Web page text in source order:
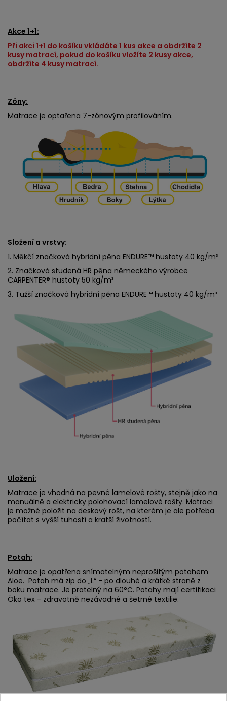
Akce 1+1:
Při akci 1+1 do košíku vkládáte 1 kus akce a obdržíte 2
kusy matrací, pokud do košíku vložíte 2 kusy akce,
obdržíte 4 kusy matrací.
Zóny:
Matrace je optařena 7-zónovým profilováním.
Složení a vrstvy:
1. Měkčí značková hybridní pěna ENDURE™ hustoty 40 kg/m³
2. Značková studená HR pěna německého výrobce
CARPENTER® hustoty 50 kg/m³
3. Tužší značková hybridní pěna ENDURE™ hustoty 40 kg/m³
Uložení:
Matrace je vhodná na pevné lamelové rošty, stejně jako na
manuálně a elektricky polohovací lamelové rošty. Matraci
je možné položit na deskový rošt, na kterém je ale potřeba
počítat s vyšší tuhostí a kratší životností.
Potah:
Matrace je opatřena snímatelným neprošitým potahem
Aloe. Potah má zip do „L“ - po dlouhé a krátké straně z
boku matrace. Je pratelný na 60°C. Potahy mají certifikaci
Öko tex - zdravotně nezávadné a šetrné textilie.